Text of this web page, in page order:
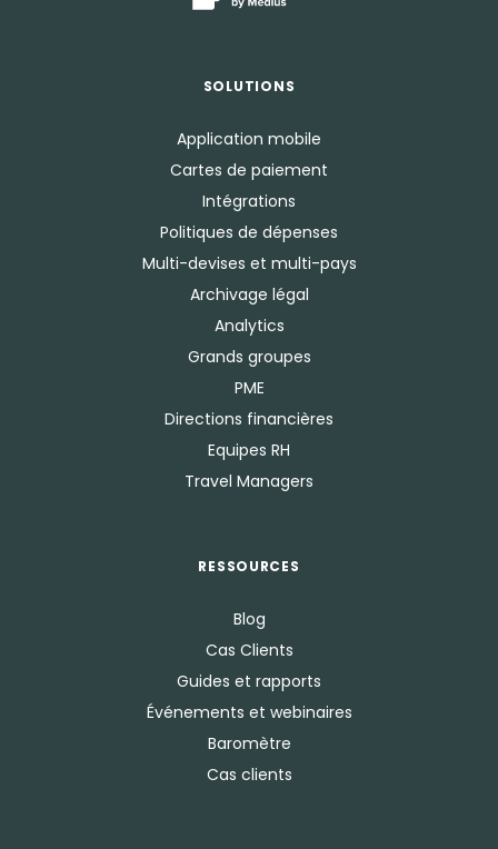
SOLUTIONS
Application mobile
Cartes de paiement
Intégrations
Politiques de dépenses
Multi-devises et multi-pays
Archivage légal
Analytics
Grands groupes
PME
Directions financières
Equipes RH
Travel Managers
RESSOURCES
Blog
Cas Clients
Guides et rapports
Événements et webinaires
Baromètre
Cas clients